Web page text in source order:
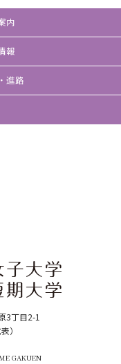
内
報
進路
3丁目2-1
）
GAKUEN